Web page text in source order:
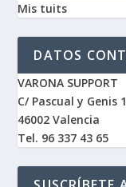
Mis tuits
DATOS
VARONA SUPPORT
C/ Pascual y Genis
46002 Valencia
Tel. 96 337 43 65